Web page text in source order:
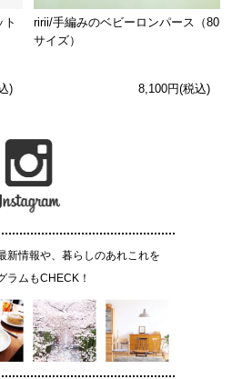
)
ririi/手編みのベビーロンパース（80
サイズ）
8,100円(税込)
新情報や、暮らしのあれこれを
ラムもCHECK！